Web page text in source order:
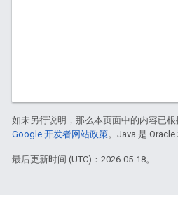
如未另行说明，那么本页面中的内容已根
Google 开发者网站政策。Java 是
最后更新时间 (UTC)：2026-05-18。